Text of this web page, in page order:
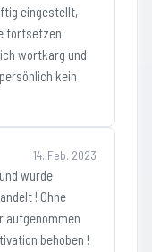
eingestellt,
fortsetzen
wortkarg und
kein
14. Feb. 2023
wurde
! Ohne
aufgenommen
behoben !